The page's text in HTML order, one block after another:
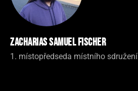
Zacharias Samuel Fischer
1. místopředseda místního sdružení